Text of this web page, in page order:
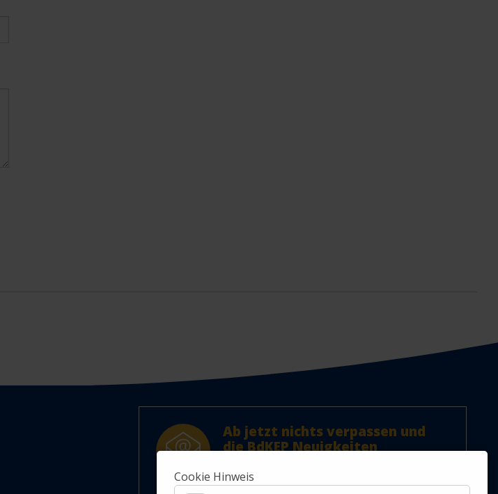
Ab jetzt nichts verpassen und
die BdKEP Neuigkeiten
Jetzt Newsletter abonnieren.
Cookie Hinweis